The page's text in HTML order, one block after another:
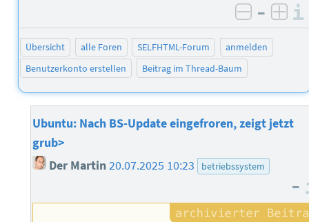
negativ
–
Übersicht alle Foren SELFHTML-Forum
anmelden
Benutzerkonto erstellen
Beitrag im Thread-Baum
Ubuntu: Nach BS-Update eingefroren, zeigt jetzt
grub>
Der Martin20.07.2025 10:23 betriebssystem
–